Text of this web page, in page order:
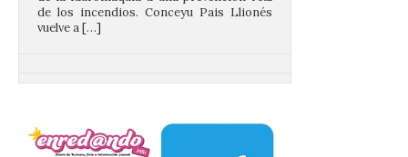
a pie o en transporte
vehículo privado para el
eclipse